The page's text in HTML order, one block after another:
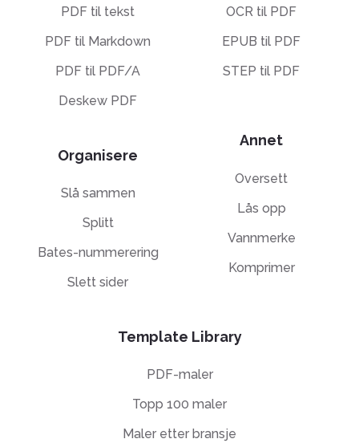
PDF til tekst
PDF til Markdown
PDF til PDF/A
Deskew PDF
Organisere
Slå sammen
Splitt
Bates-nummerering
Slett sider
OCR til PDF
EPUB til PDF
STEP til PDF
Annet
Oversett
Lås opp
Vannmerke
Komprimer
Template Library
PDF-maler
Topp 100 maler
Maler etter bransje